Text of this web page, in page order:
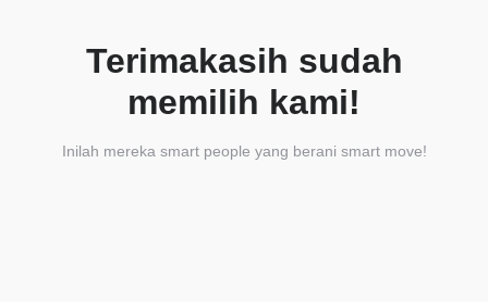
Terimakasih sudah
memilih kami!
Inilah mereka smart people yang berani smart move!